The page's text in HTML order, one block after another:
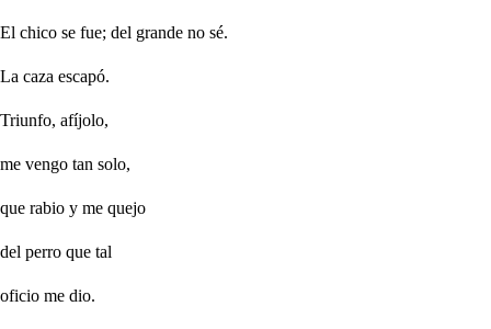
El chico se fue; del grande no sé.
La caza escapó.
Triunfo, afíjolo,
me vengo tan solo,
que rabio y me quejo
del perro que tal
oficio me dio.